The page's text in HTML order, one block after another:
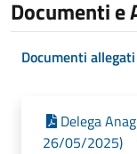
Documenti e
Documenti allegati
Delega
26/05/2025)